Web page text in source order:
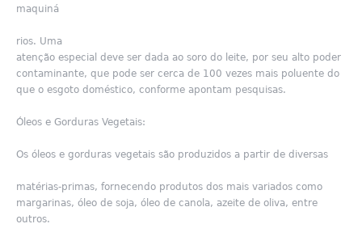
maquiná
rios. Uma
atenção especial deve ser dada ao soro do leite, por seu alto poder
contaminante, que pode ser cerca de 100 vezes mais poluente do
que o esgoto doméstico, conforme apontam pesquisas.
Óleos e Gorduras Vegetais:
Os óleos e gorduras vegetais são produzidos a partir de diversas
matérias-primas, fornecendo produtos dos mais variados como
margarinas, óleo de soja, óleo de canola, azeite de oliva, entre
outros.